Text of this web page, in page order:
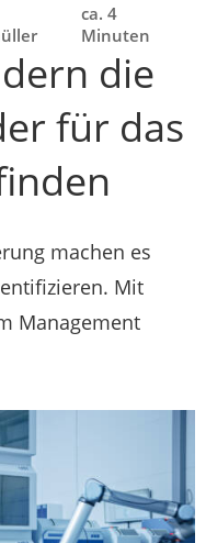
ca. 4
Minuten
die
für das
machen es
Mit
Management